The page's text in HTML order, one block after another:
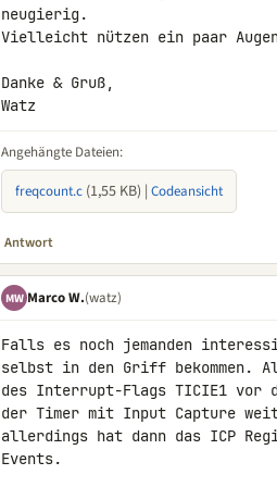
neugierig.
Vielleicht nützen ein paar
Danke & Gruß,
Watz
Angehängte Dateien:
freqcount.c (1,55 KB) | Codeansicht
Antwort
MW Marco W.(watz)
Falls es noch jemanden
selbst in den Griff bekommen.
des Interrupt-Flags TICIE1 vor
der Timer mit Input Capture
allerdings hat dann das ICP
Events.